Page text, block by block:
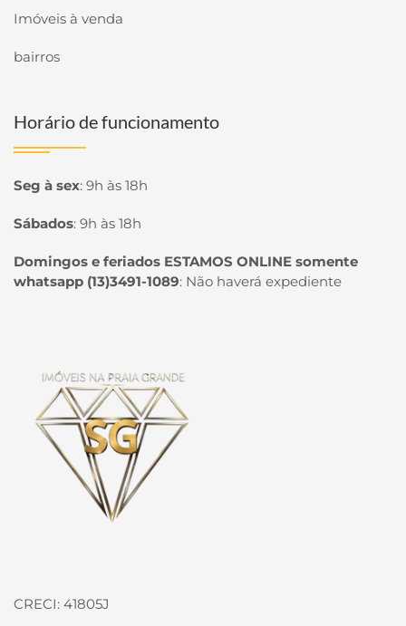
Imóveis à venda
bairros
Horário de funcionamento
Seg à sex: 9h às 18h
Sábados: 9h às 18h
Domingos e feriados ESTAMOS ONLINE somente
whatsapp (13)3491-1089: Não haverá expediente
CRECI: 41805J